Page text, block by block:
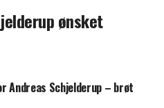
ønsket
Andreas Schjelderup – brøt